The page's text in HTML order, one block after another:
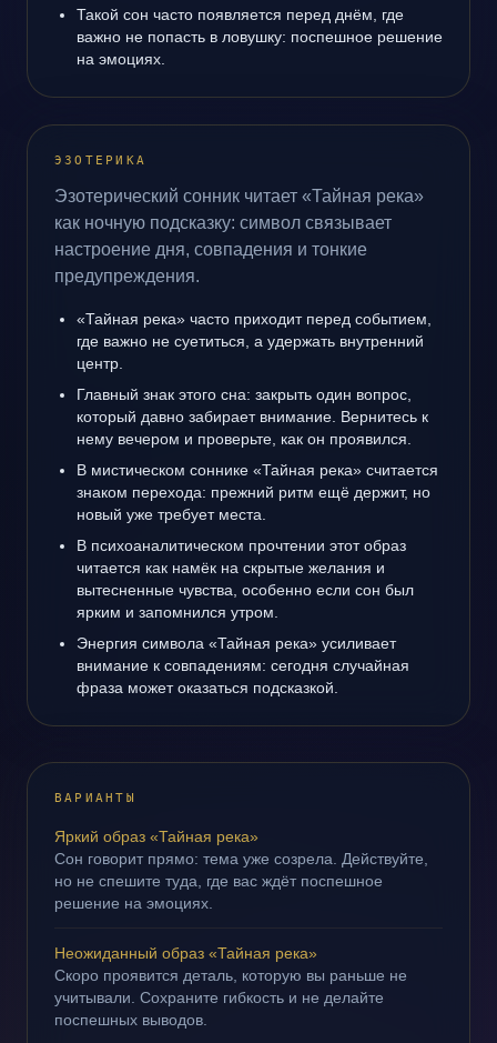
Такой сон часто появляется перед днём, где
важно не попасть в ловушку: поспешное решение
на эмоциях.
ЭЗОТЕРИКА
Эзотерический сонник читает «Тайная река»
как ночную подсказку: символ связывает
настроение дня, совпадения и тонкие
предупреждения.
«Тайная река» часто приходит перед событием,
где важно не суетиться, а удержать внутренний
центр.
Главный знак этого сна: закрыть один вопрос,
который давно забирает внимание. Вернитесь к
нему вечером и проверьте, как он проявился.
В мистическом соннике «Тайная река» считается
знаком перехода: прежний ритм ещё держит, но
новый уже требует места.
В психоаналитическом прочтении этот образ
читается как намёк на скрытые желания и
вытесненные чувства, особенно если сон был
ярким и запомнился утром.
Энергия символа «Тайная река» усиливает
внимание к совпадениям: сегодня случайная
фраза может оказаться подсказкой.
ВАРИАНТЫ
Яркий образ «Тайная река»
Сон говорит прямо: тема уже созрела. Действуйте,
но не спешите туда, где вас ждёт поспешное
решение на эмоциях.
Неожиданный образ «Тайная река»
Скоро проявится деталь, которую вы раньше не
учитывали. Сохраните гибкость и не делайте
поспешных выводов.